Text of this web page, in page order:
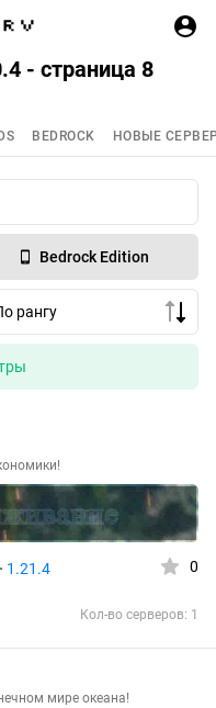
- страница 8
BEDROCK НОВЫЕ
Bedrock Edition
рангу
1.21.4 0
Кол-во серверов: 1
мире океана!